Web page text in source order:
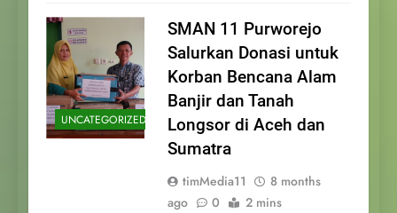
UNCATEGORIZED
SMAN 11 Purworejo
Salurkan Donasi untuk
Korban Bencana Alam
Banjir dan Tanah
Longsor di Aceh dan
Sumatra
timMedia11
8 months
ago
0 2 mins